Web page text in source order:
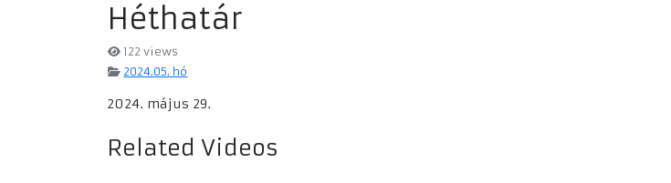
Héthatár
122 views
2024.05. hó
2024. május 29.
Related Videos